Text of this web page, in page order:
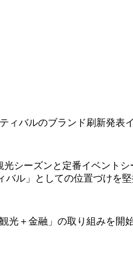
バルのブランド刷新発表
シーズンと定番イベント
ル」としての位置づけを堅
＋金融」の取り組みを開